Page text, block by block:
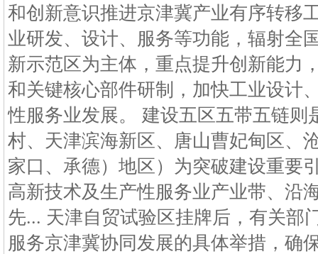
和创新意识推进京津冀产业有序转移
业研发、设计、服务等功能，辐射全
新示范区为主体，重点提升创新能力
和关键核心部件研制，加快工业设计
性服务业发展。 建设五区五带五链则
村、天津滨海新区、唐山曹妃甸区、
家口、承德）地区）为突破建设重要
高新技术及生产性服务业产业带、沿
先... 天津自贸试验区挂牌后，有关部
服务京津冀协同发展的具体举措，确